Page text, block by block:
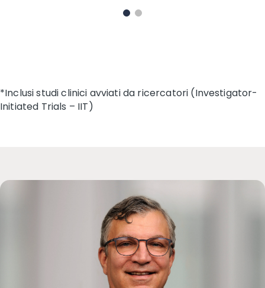
*Inclusi studi clinici avviati da ricercatori (Investigator-
Initiated Trials – IIT)